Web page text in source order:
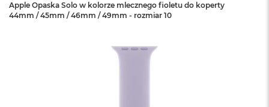
Apple Opaska Solo w kolorze mlecznego fioletu do koperty
44mm / 45mm / 46mm / 49mm - rozmiar 10